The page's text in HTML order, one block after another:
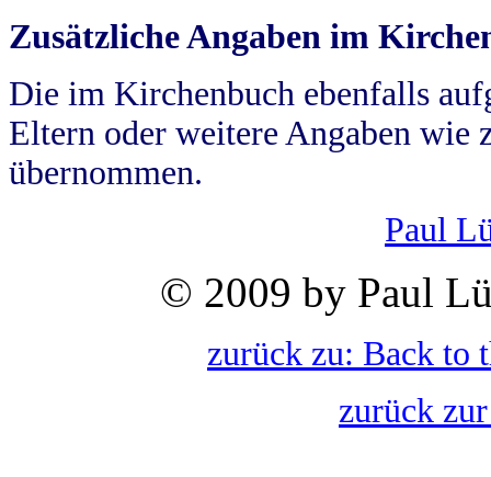
Zusätzliche Angaben im
Die im Kirchenbuch ebenfalls
Eltern oder weitere Angaben wie
übernommen.
Paul
© 2009 by Paul
zurück zu: Back to
zurück